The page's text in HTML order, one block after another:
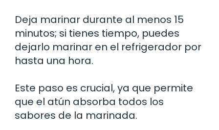
Deja marinar durante al menos 15
minutos; si tienes tiempo, puedes
dejarlo marinar en el refrigerador por
hasta una hora.
Este paso es crucial, ya que permite
que el atún absorba todos los
sabores de la marinada.